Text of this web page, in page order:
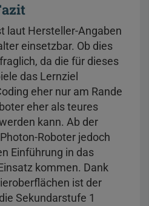
laut Hersteller-Angaben
einsetzbar. Ob dies
da die für dieses
das Lernziel
eher nur am Rande
eher als teures
kann. Ab der
Roboter jedoch
Einführung in das
kommen. Dank
ist der
Sekundarstufe 1